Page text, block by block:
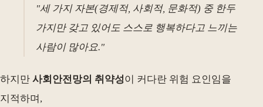
"세 가지 자본(경제적, 사회적, 문화적) 중 한두
가지만 갖고 있어도 스스로 행복하다고 느끼는
사람이 많아요."
하지만 사회안전망의 취약성이 커다란 위험 요인임을
지적하며,